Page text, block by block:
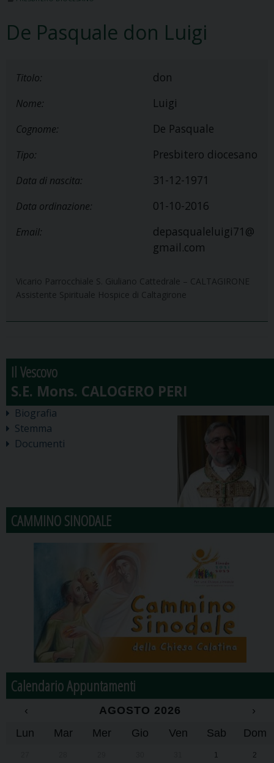
De Pasquale don Luigi
Titolo: don
Nome: Luigi
Cognome: De Pasquale
Tipo: Presbitero diocesano
Data di nascita: 31-12-1971
Data ordinazione: 01-10-2016
Email:
depasqualeluigi71@
gmail.com
Vicario Parrocchiale S. Giuliano Cattedrale – CALTAGIRONE
Assistente Spirituale Hospice di Caltagirone
Il Vescovo
Biografia
Stemma
Documenti
CAMMINO SINODALE
Calendario Appuntamenti
‹ AGOSTO 2026
›
Lun
Mar Mer Gio Ven Sab Dom
1 2